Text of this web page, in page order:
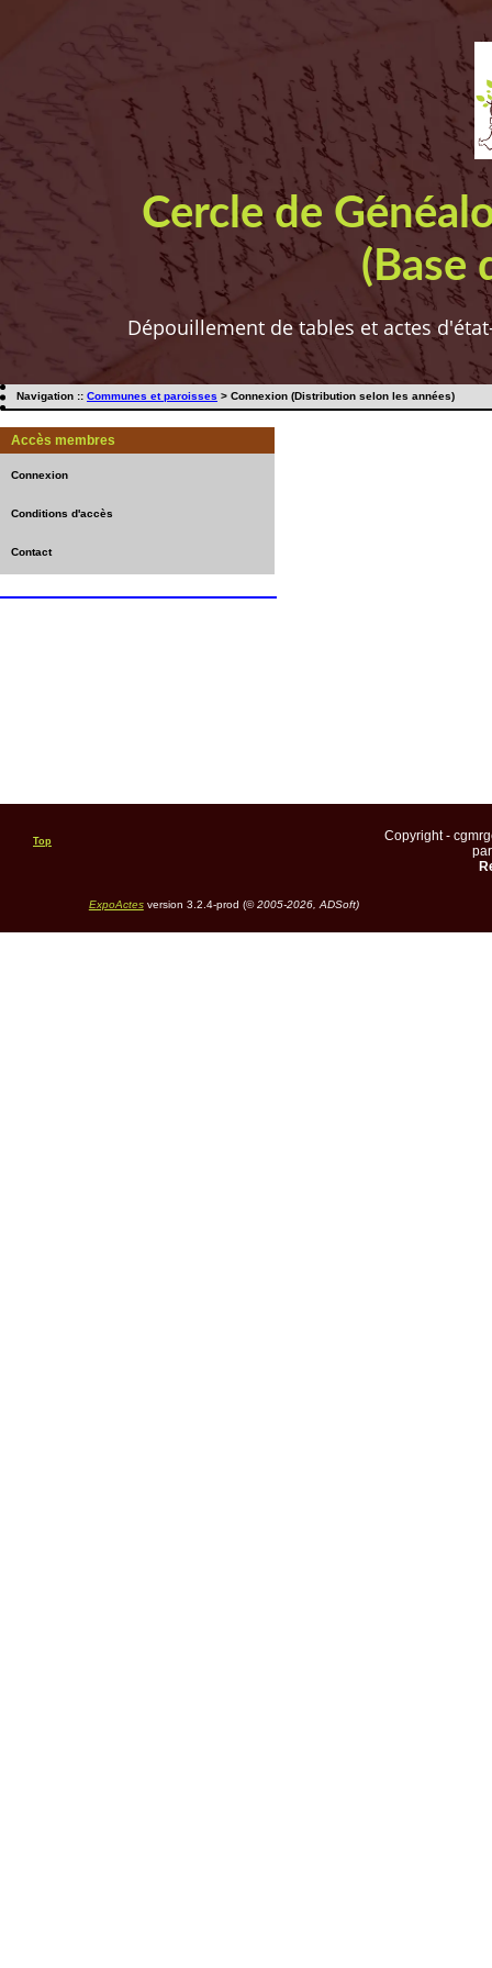
Cercle de
(Base
Dépouillement de tables et actes
Navigation :: Communes et paroisses > Connexion (Distribution selon les années)
Accès membres
Connexion
Conditions d'accès
Contact
Top
Copyright -
ExpoActesversion 3.2.4-prod (©2005-2026, ADSoft)